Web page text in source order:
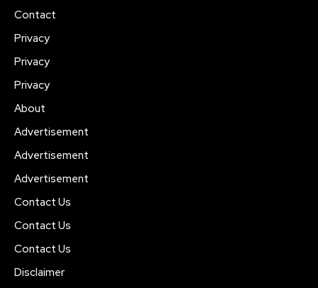
Contact
Privacy
Privacy
Privacy
About
Advertisement
Advertisement
Advertisement
Contact Us
Contact Us
Contact Us
Disclaimer